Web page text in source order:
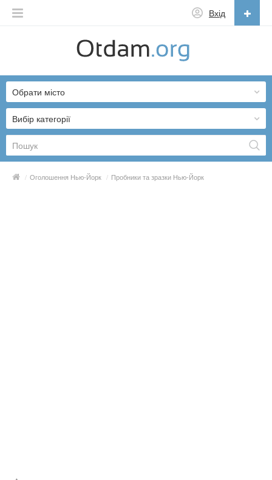
Вхід
English
Русский
Українська
Вибір категорії
Обрати місто
/ Оголошення Нью-Йорк / Пробники та зразки Нью-Йорк